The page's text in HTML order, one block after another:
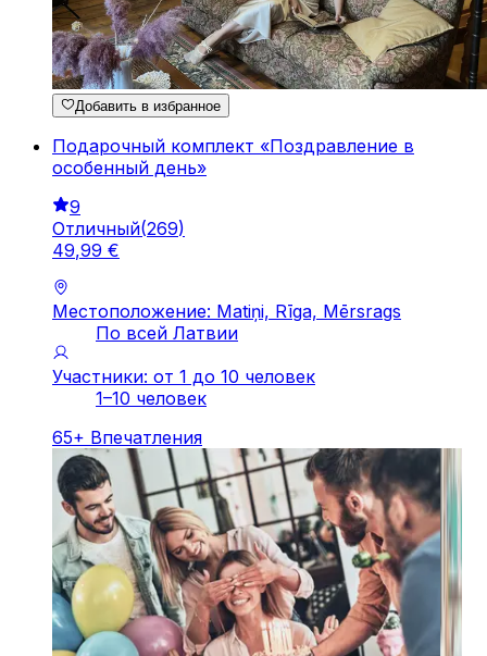
Добавить в избранное
Подарочный комплект «Поздравление в
особенный день»
9
Отличный(269)
49,99 €
Местоположение: Matiņi, Rīga, Mērsrags
По всей Латвии
Участники: от 1 до 10 человек
1–10 человек
65+ Впечатления